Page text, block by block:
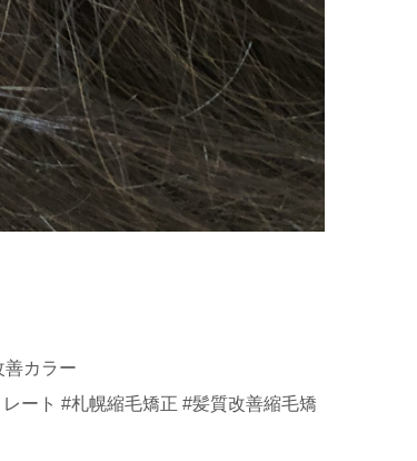
善カラー
ート #札幌縮毛矯正 #髪質改善縮毛矯